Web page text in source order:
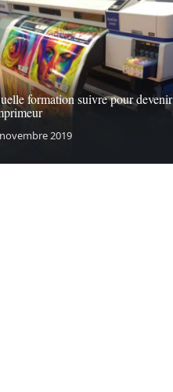
formation suivre pour devenir
2019